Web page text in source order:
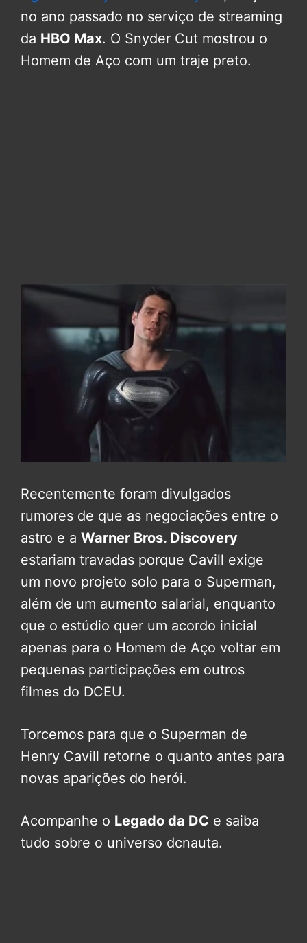
no ano passado no serviço de streaming
da HBO Max. O Snyder Cut mostrou o
Homem de Aço com um traje preto.
Recentemente foram divulgados
rumores de que as negociações entre o
astro e a Warner Bros. Discovery
estariam travadas porque Cavill exige
um novo projeto solo para o Superman,
além de um aumento salarial, enquanto
que o estúdio quer um acordo inicial
apenas para o Homem de Aço voltar em
pequenas participações em outros
filmes do DCEU.
Torcemos para que o Superman de
Henry Cavill retorne o quanto antes para
novas aparições do herói.
Acompanhe o Legado da DC e saiba
tudo sobre o universo dcnauta.